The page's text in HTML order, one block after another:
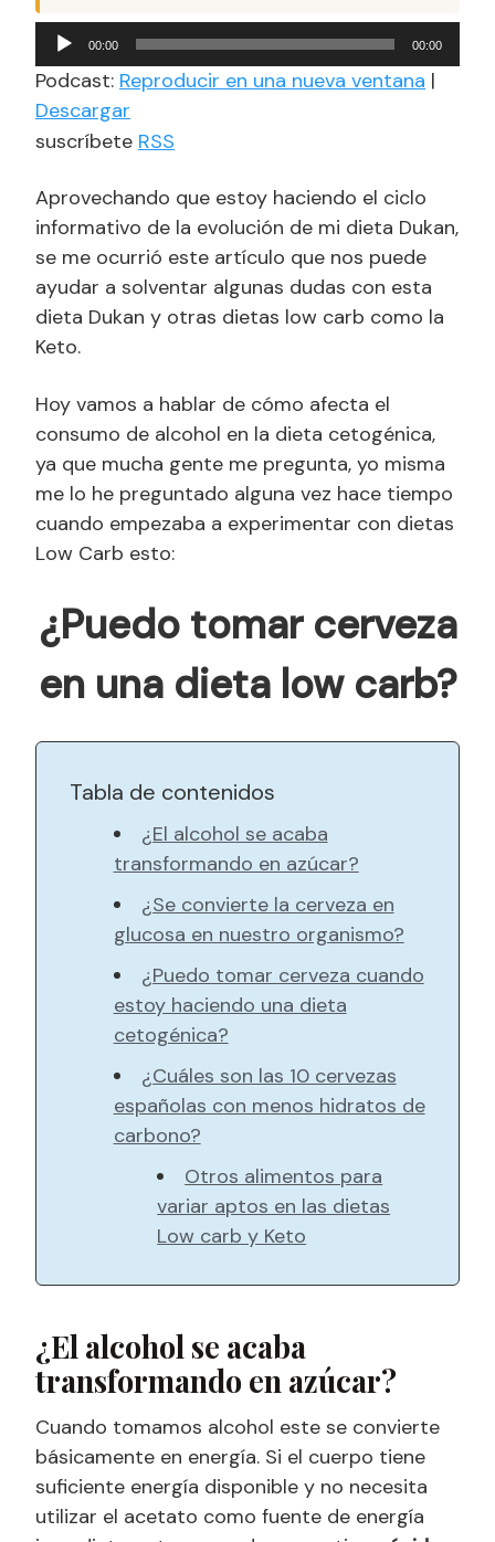
Reproductor
audio
00:00 00:00
Podcast: Reproducir en una nueva ventana |
Descargar
suscríbete RSS
Aprovechando que estoy haciendo el ciclo
informativo de la evolución de mi dieta Dukan,
se me ocurrió este artículo que nos puede
ayudar a solventar algunas dudas con esta
dieta Dukan y otras dietas low carb como la
Keto.
Hoy vamos a hablar de cómo afecta el
consumo de alcohol en la dieta cetogénica,
ya que mucha gente me pregunta, yo misma
me lo he preguntado alguna vez hace tiempo
cuando empezaba a experimentar con dietas
Low Carb esto:
¿Puedo tomar cerveza
en una dieta low carb?
Tabla de contenidos
¿El alcohol se acaba
transformando en azúcar?
¿Se convierte la cerveza en
glucosa en nuestro organismo?
¿Puedo tomar cerveza cuando
estoy haciendo una dieta
cetogénica?
¿Cuáles son las 10 cervezas
españolas con menos hidratos de
carbono?
Otros alimentos para
variar aptos en las dietas
Low carb y Keto
¿El alcohol se acaba
transformando en azúcar?
Cuando tomamos alcohol este se convierte
básicamente en energía. Si el cuerpo tiene
suficiente energía disponible y no necesita
utilizar el acetato como fuente de energía